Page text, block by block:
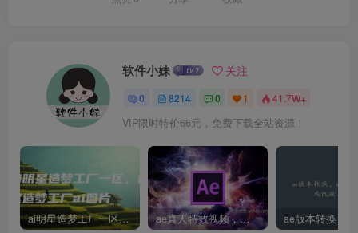
软件小妹 关注
0 8214 0 1 41.7W+
VIP限时特价66元，免费下载全站资源！
ai明星造梦工厂一区，明星造梦工厂ai图片 ae真人特效视频，大学生第一次做ppt怎么做